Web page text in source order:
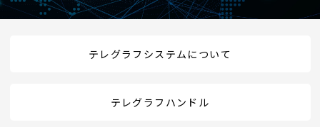
テレグラフシステムについて
テレグラフハンドル